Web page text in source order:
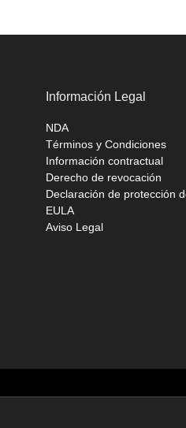
Información Legal
NDA
Términos y Condiciones
Información contractual
Derecho de revocación
Declaración de protección
EULA
Aviso Legal